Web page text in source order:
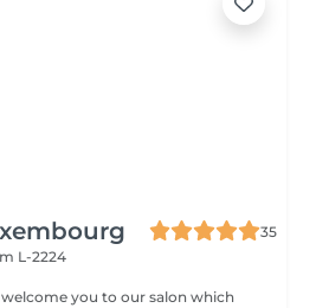
35
L-2224
welcome you to our salon which